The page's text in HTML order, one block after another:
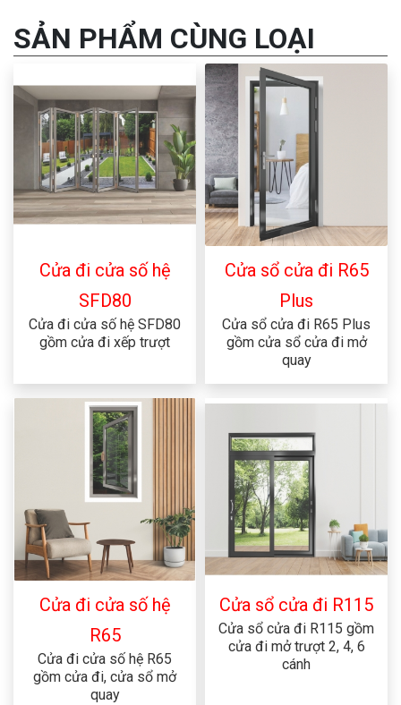
SẢN PHẨM CÙNG LOẠI
Cửa đi cửa số hệ
SFD80
Cửa đi cửa số hệ SFD80
gồm cửa đi xếp trượt
Cửa sổ cửa đi R65
Plus
Cửa sổ cửa đi R65 Plus
gồm cửa sổ cửa đi mở
quay
Cửa đi cửa số hệ
R65
Cửa đi cửa số hệ R65
gồm cửa đi, cửa sổ mở
quay
Cửa sổ cửa đi R115
Cửa sổ cửa đi R115 gồm
cửa đi mở trượt 2, 4, 6
cánh